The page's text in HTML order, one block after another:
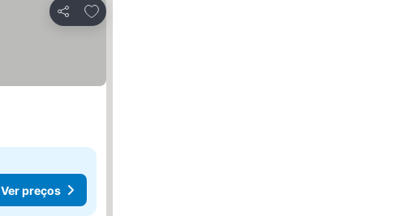
Partilhar
Adicionar aos favoritos
Ver preços